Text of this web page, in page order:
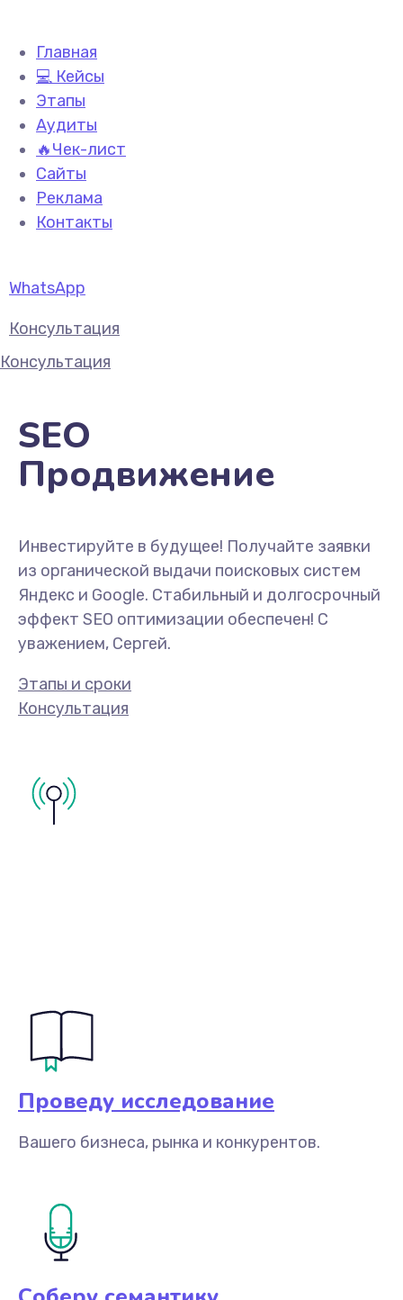
Главная
💻 Кейсы
Этапы
Аудиты
🔥Чек-лист
Сайты
Реклама
Контакты
WhatsApp
Консультация
Консультация
SEO
Продвижение
Инвестируйте в будущее! Получайте заявки
из органической выдачи поисковых систем
Яндекс и Google. Стабильный и долгосрочный
эффект SEO оптимизации обеспечен! С
уважением, Сергей.
Этапы и сроки
Консультация
Проведу исследование
Вашего бизнеса, рынка и конкурентов.